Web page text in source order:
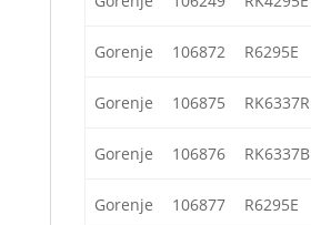
Gorenje 106872 R6295E
Gorenje 106875 RK6337R
Gorenje 106876 RK6337B
Gorenje 106877 R6295E